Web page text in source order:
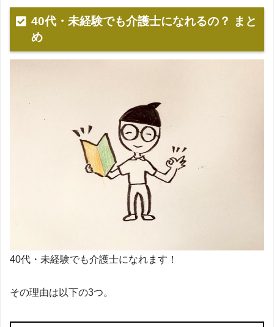
40代・未経験でも介護士になれるの？ まと
め
40代・未経験でも介護士になれます！
その理由は以下の3つ。